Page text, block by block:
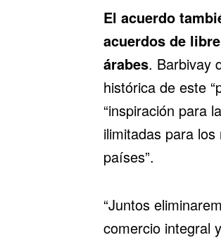
El acuerdo
acuerdos de
árabes. Barbivay
histórica de este
“inspiración para
ilimitadas para
países”.
“Juntos
comercio integral